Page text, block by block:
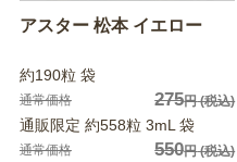
アスター 松本 イエロー
約190粒 袋
通常価格 275円(税込)
通販限定 約558粒 3mL 袋
通常価格 550円(税込)